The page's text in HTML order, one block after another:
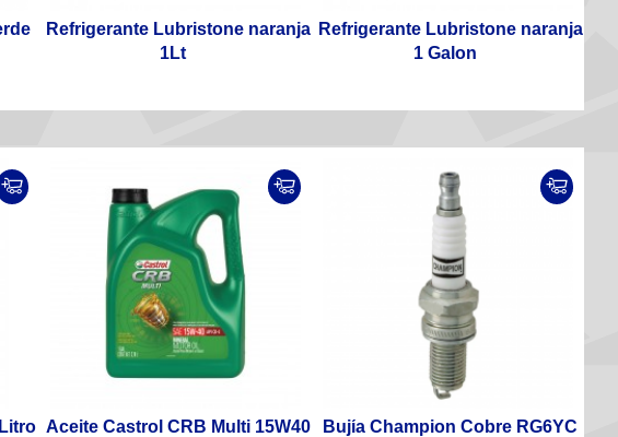
Refrigerante Lubristone naranja
1Lt
Refrigerante Lubristone naranja
1 Galon
Aceite Castrol CRB Multi 15W40
Bujía Champion Cobre RG6YC